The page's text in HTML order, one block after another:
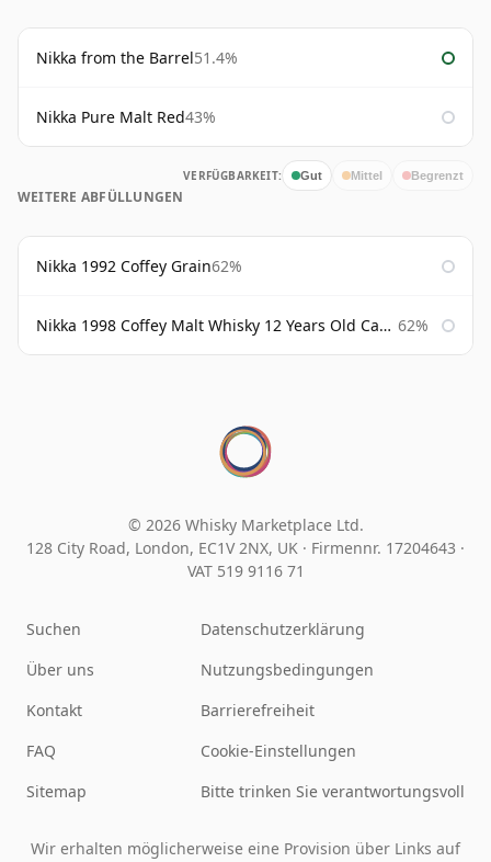
Nikka from the Barrel51.4%
Nikka Pure Malt Red43%
VERFÜGBARKEIT: Gut Mittel Begrenzt
WEITERE ABFÜLLUNGEN
Nikka 1992 Coffey Grain62%
Nikka 1998 Coffey Malt Whisky 12 Years Old Cask #133421 62%
© 2026 Whisky Marketplace Ltd.
128 City Road, London, EC1V 2NX, UK · Firmennr. 17204643 ·
VAT 519 9116 71
Suchen
Über uns
Kontakt
FAQ
Sitemap
Datenschutzerklärung
Nutzungsbedingungen
Barrierefreiheit
Cookie-Einstellungen
Bitte trinken Sie verantwortungsvoll
Wir erhalten möglicherweise eine Provision über Links auf